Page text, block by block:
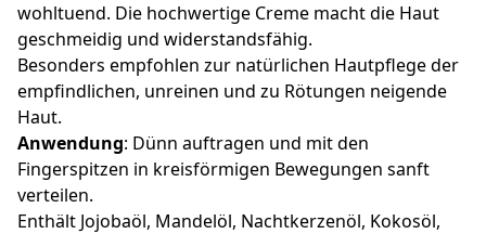
wohltuend. Die hochwertige Creme macht die Haut
geschmeidig und widerstandsfähig.
Besonders empfohlen zur natürlichen Hautpflege der
empfindlichen, unreinen und zu Rötungen neigende
Haut.
Anwendung: Dünn auftragen und mit den
Fingerspitzen in kreisförmigen Bewegungen sanft
verteilen.
Enthält Jojobaöl, Mandelöl, Nachtkerzenöl, Kokosöl,